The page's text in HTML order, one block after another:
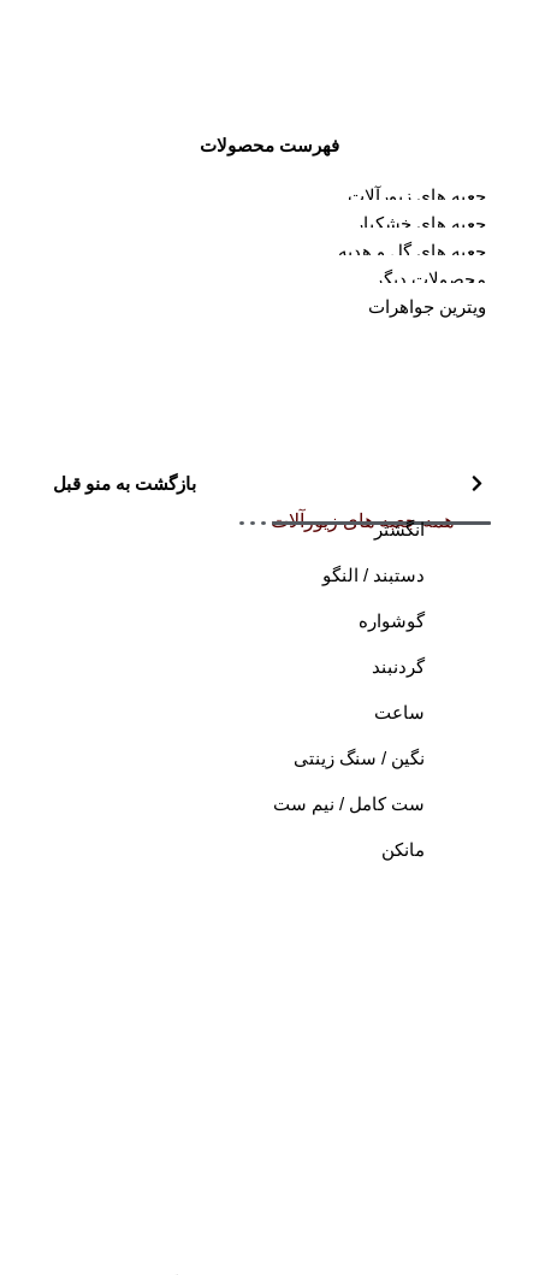
فهرست محصولات
جعبه های زیورآلات
جعبه های خشکبار
جعبه های گل و هدیه
محصولات دیگر
ویترین جواهرات
بازگشت به منو قبل
همه جعبه های زیورآلات
انگشتر
دستبند / النگو
گوشواره
گردنبند
ساعت
نگین / سنگ زینتی
ست کامل / نیم ست
مانکن